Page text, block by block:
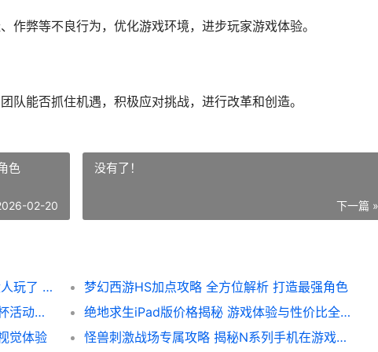
作弊等不良行为，优化游戏环境，进步玩家游戏体验。
队能否抓住机遇，积极应对挑战，进行改革和创造。
色
02-20
没有了！
下一篇 »
梦幻西游玩家流失严重 揭秘 梦幻西游没人玩了 背后的原因与影响
梦幻西游HS加点攻略 全方位解析 打造最强角色
绝区零斗绝杯报名特惠 揭秘绝区零斗绝杯活动中的绝版游戏设备价格解析
绝地求生iPad版价格揭秘 游戏体验与性价比全面分析
觉体验
怪兽刺激战场专属攻略 揭秘N系列手机在游戏中的表现与性价比